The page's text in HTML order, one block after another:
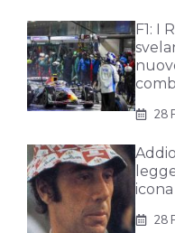
F1: I
28
28